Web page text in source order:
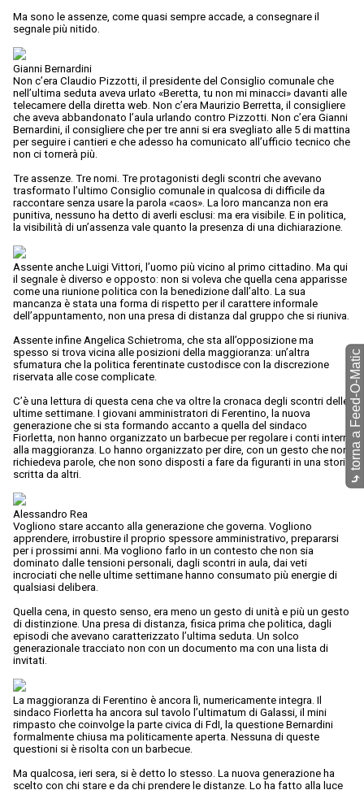
Ma sono le assenze, come quasi sempre accade, a consegnare il
segnale più nitido.
Gianni Bernardini
Non c’era Claudio Pizzotti, il presidente del Consiglio comunale che
nell’ultima seduta aveva urlato «Beretta, tu non mi minacci» davanti alle
telecamere della diretta web. Non c’era Maurizio Berretta, il consigliere
che aveva abbandonato l’aula urlando contro Pizzotti. Non c’era Gianni
Bernardini, il consigliere che per tre anni si era svegliato alle 5 di mattina
per seguire i cantieri e che adesso ha comunicato all’ufficio tecnico che
non ci tornerà più.
Tre assenze. Tre nomi. Tre protagonisti degli scontri che avevano
trasformato l’ultimo Consiglio comunale in qualcosa di difficile da
raccontare senza usare la parola «caos». La loro mancanza non era
punitiva, nessuno ha detto di averli esclusi: ma era visibile. E in politica,
la visibilità di un’assenza vale quanto la presenza di una dichiarazione.
Assente anche Luigi Vittori, l’uomo più vicino al primo cittadino. Ma qui
il segnale è diverso e opposto: non si voleva che quella cena apparisse
come una riunione politica con la benedizione dall’alto. La sua
mancanza è stata una forma di rispetto per il carattere informale
dell’appuntamento, non una presa di distanza dal gruppo che si riuniva.
Assente infine Angelica Schietroma, che sta all’opposizione ma
spesso si trova vicina alle posizioni della maggioranza: un’altra
sfumatura che la politica ferentinate custodisce con la discrezione
riservata alle cose complicate.
C’è una lettura di questa cena che va oltre la cronaca degli scontri delle
ultime settimane. I giovani amministratori di Ferentino, la nuova
generazione che si sta formando accanto a quella del sindaco
Fiorletta, non hanno organizzato un barbecue per regolare i conti interni
alla maggioranza. Lo hanno organizzato per dire, con un gesto che non
richiedeva parole, che non sono disposti a fare da figuranti in una storia
scritta da altri.
Alessandro Rea
Vogliono stare accanto alla generazione che governa. Vogliono
apprendere, irrobustire il proprio spessore amministrativo, prepararsi
per i prossimi anni. Ma vogliono farlo in un contesto che non sia
dominato dalle tensioni personali, dagli scontri in aula, dai veti
incrociati che nelle ultime settimane hanno consumato più energie di
qualsiasi delibera.
Quella cena, in questo senso, era meno un gesto di unità e più un gesto
di distinzione. Una presa di distanza, fisica prima che politica, dagli
episodi che avevano caratterizzato l’ultima seduta. Un solco
generazionale tracciato non con un documento ma con una lista di
invitati.
La maggioranza di Ferentino è ancora lì, numericamente integra. Il
sindaco Fiorletta ha ancora sul tavolo l’ultimatum di Galassi, il mini
rimpasto che coinvolge la parte civica di FdI, la questione Bernardini
formalmente chiusa ma politicamente aperta. Nessuna di queste
questioni si è risolta con un barbecue.
Ma qualcosa, ieri sera, si è detto lo stesso. La nuova generazione ha
scelto con chi stare e da chi prendere le distanze. Lo ha fatto alla luce
⤷
torna a Feed-O-Matic